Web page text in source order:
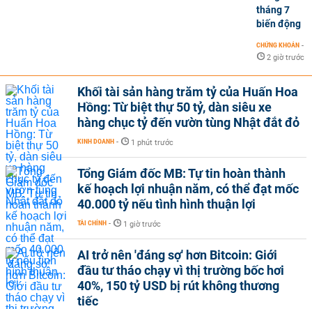
tháng 7
biến động
CHỨNG KHOÁN -
2 giờ trước
Khối tài sản hàng trăm tỷ của Huấn Hoa
Hồng: Từ biệt thự 50 tỷ, dàn siêu xe
hàng chục tỷ đến vườn tùng Nhật đắt đỏ
KINH DOANH - 1 phút trước
Tổng Giám đốc MB: Tự tin hoàn thành
kế hoạch lợi nhuận năm, có thể đạt mốc
40.000 tỷ nếu tình hình thuận lợi
TÀI CHÍNH - 1 giờ trước
AI trở nên 'đáng sợ' hơn Bitcoin: Giới
đầu tư tháo chạy vì thị trường bốc hơi
40%, 150 tỷ USD bị rút không thương
tiếc